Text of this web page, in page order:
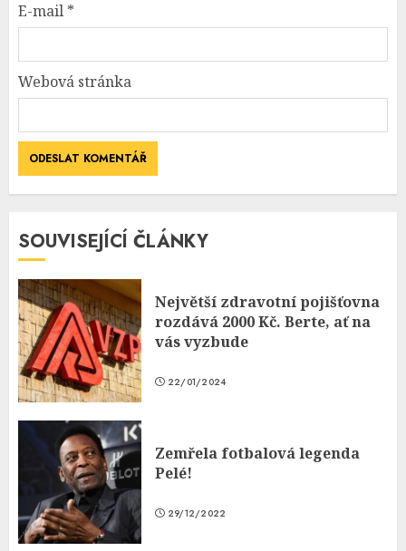
E-mail *
Webová stránka
SOUVISEJÍCÍ ČLÁNKY
Největší zdravotní pojišťovna
rozdává 2000 Kč. Berte, ať na
vás vyzbude
22/01/2024
Zemřela fotbalová legenda
Pelé!
29/12/2022